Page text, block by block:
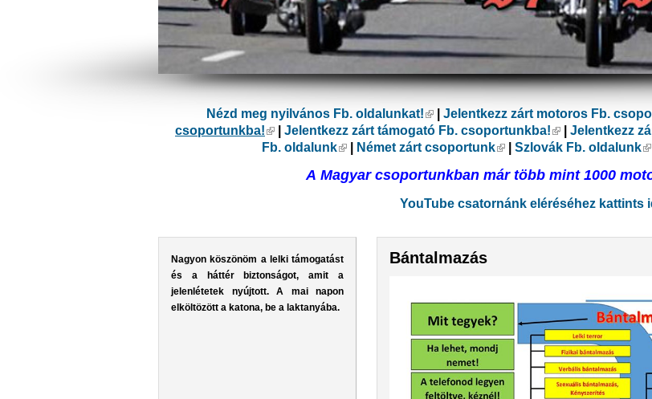
Nézd meg nyilvános Fb. oldalunkat!(külső hivatkozás)
Jelentkezz zárt motoros Fb.
csoportunkba!(külső hivatkozás)
Jelentkezz zárt támogató Fb. csoportunkba!(külsőJelentkezz
Fb. oldalunk(külső hivatkozás)
Német zárt csoportunk(külső hivatkozás)
Szlovák Fb. oldalunk
A Magyar csoportunkban már több mint 1000
YouTube csatornánk eléréséhez kattints
Nagyon köszönöm a lelki támogatást
és a háttér biztonságot, amit a
jelenlétetek nyújtott. A mai napon
elköltözött a katona, be a laktanyába.
Bántalmazás